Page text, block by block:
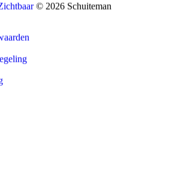
© 2026 Schuiteman